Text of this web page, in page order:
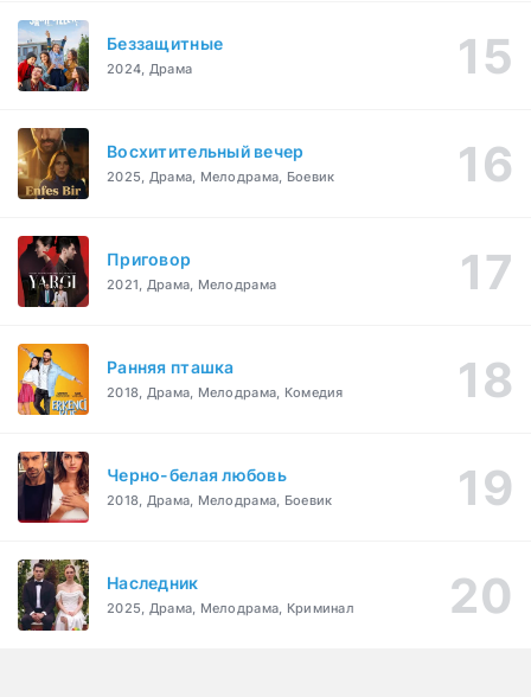
Беззащитные
2024, Драма
Восхитительный вечер
2025, Драма, Мелодрама, Боевик
Приговор
2021, Драма, Мелодрама
Ранняя пташка
2018, Драма, Мелодрама, Комедия
Черно-белая любовь
2018, Драма, Мелодрама, Боевик
Наследник
2025, Драма, Мелодрама, Криминал